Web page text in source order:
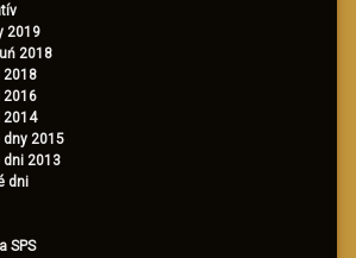
2019
2018
2018
2016
2014
dny 2015
dni 2013
dni
SPS